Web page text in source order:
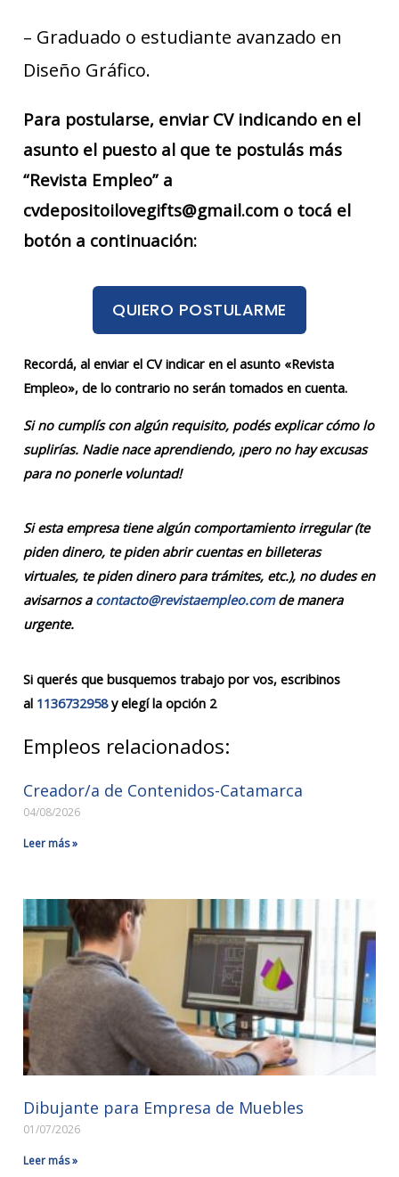
– Graduado o estudiante avanzado en
Diseño Gráfico.
Para postularse, enviar CV indicando en el
asunto el puesto al que te postulás más
“Revista Empleo” a
cvdepositoilovegifts@gmail.com o tocá el
botón a continuación:
QUIERO POSTULARME
Recordá, al enviar el CV indicar en el asunto «Revista
Empleo», de lo contrario no serán tomados en cuenta.
Si no cumplís con algún requisito, podés explicar cómo lo
suplirías. Nadie nace aprendiendo, ¡pero no hay excusas
para no ponerle voluntad!
Si esta empresa tiene algún comportamiento irregular (te
piden dinero, te piden abrir cuentas en billeteras
virtuales, te piden dinero para trámites, etc.), no dudes en
avisarnos a contacto@revistaempleo.comde manera
urgente.
Si querés que busquemos trabajo por vos, escribinos
al 1136732958y elegí la opción 2
Empleos relacionados:
Creador/a de Contenidos-Catamarca
04/08/2026
Leer más »
Dibujante para Empresa de Muebles
01/07/2026
Leer más »